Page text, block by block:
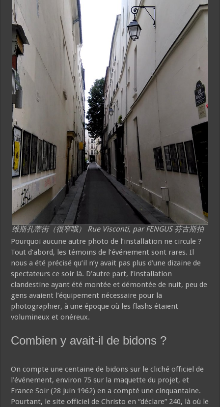
维斯孔蒂街（很窄哦） Rue Visconti, par FENGUS 芬古斯拍
Pourquoi aucune autre photo de l’installation ne circule ?
Tout d’abord, les témoins de l’événement sont rares. Il
nous a été précisé qu’il n’y avait pas plus d’une dizaine de
spectateurs ce soir là. D’autre part, l’installation
clandestine ayant été montée et démontée de nuit, peu de
gens avaient l’équipement nécessaire pour la
photographier, à une époque où les flashs étaient
volumineux et onéreux.
Combien y avait-il de bidons ?
On compte une centaine de bidons sur le cliché officiel de
l’événement, environ 75 sur la maquette du projet, et
France Soir (28 juin 1962) en a compté une cinquantaine.
Pourtant, le site officiel de Christo en “déclare” 240, là où le